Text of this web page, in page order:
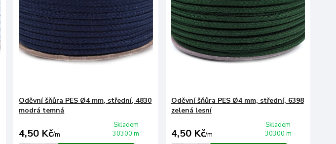
Oděvní šňůra PES Ø4 mm, střední, 4830
modrá temná
4,50 Kč/m
Skladem
30300 m
Oděvní šňůra PES Ø4 mm, střední, 6398
zelená lesní
4,50 Kč/m
Skladem
30300 m